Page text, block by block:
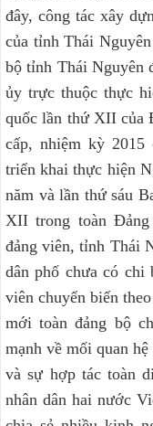
đây, công tác xây
của tỉnh Thái
bộ tỉnh Thái Nguyên
ủy trực thuộc thực
quốc lần thứ XII của
cấp, nhiệm kỳ
triển khai thực hiện
năm và lần thứ sáu
XII trong toàn
đảng viên, tỉnh Thái
dân phố chưa có chi
viên chuyển biến
mới toàn đảng bộ
mạnh về mối quan
và sự hợp tác toàn
nhân dân hai nước